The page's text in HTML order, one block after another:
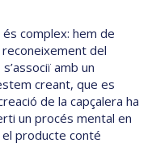
complex: hem de
del
amb un
creant, que es
de la capçalera ha
un procés mental en
producte conté